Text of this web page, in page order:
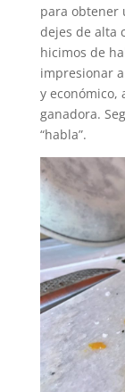
para obtener
dejes de alta
hicimos de
impresionar
y económico,
ganadora.
“habla”.